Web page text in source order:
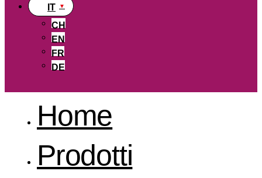
IT
CH
EN
FR
DE
Home
Prodotti